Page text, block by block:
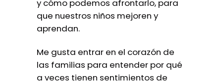
y cómo podemos afrontarlo, para
que nuestros niños mejoren y
aprendan.
Me gusta entrar en el corazón de
las familias para entender por qué
a veces tienen sentimientos de